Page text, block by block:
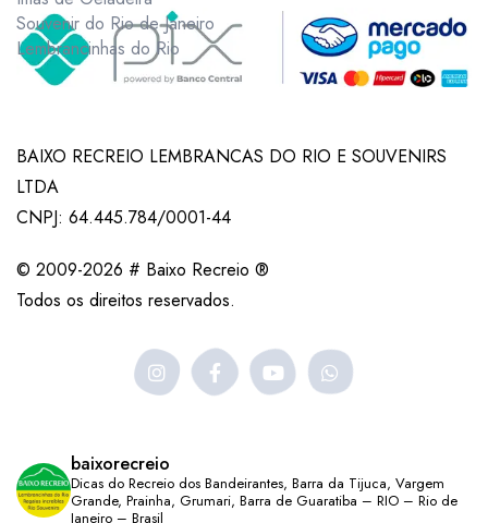
Souvenir do Rio de Janeiro
Lembrancinhas do Rio
BAIXO RECREIO LEMBRANCAS DO RIO E SOUVENIRS
LTDA
CNPJ: 64.445.784/0001-44
© 2009-2026 # Baixo Recreio ®
Todos os direitos reservados.
baixorecreio
Dicas do Recreio dos Bandeirantes, Barra da Tijuca, Vargem
Grande, Prainha, Grumari, Barra de Guaratiba – RIO – Rio de
Janeiro – Brasil